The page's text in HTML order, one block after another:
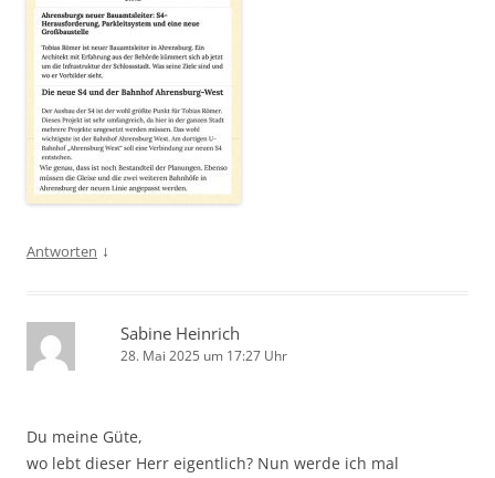
Antworten ↓
Sabine Heinrich
28. Mai 2025 um 17:27 Uhr
Du meine Güte,
wo lebt dieser Herr eigentlich? Nun werde ich mal